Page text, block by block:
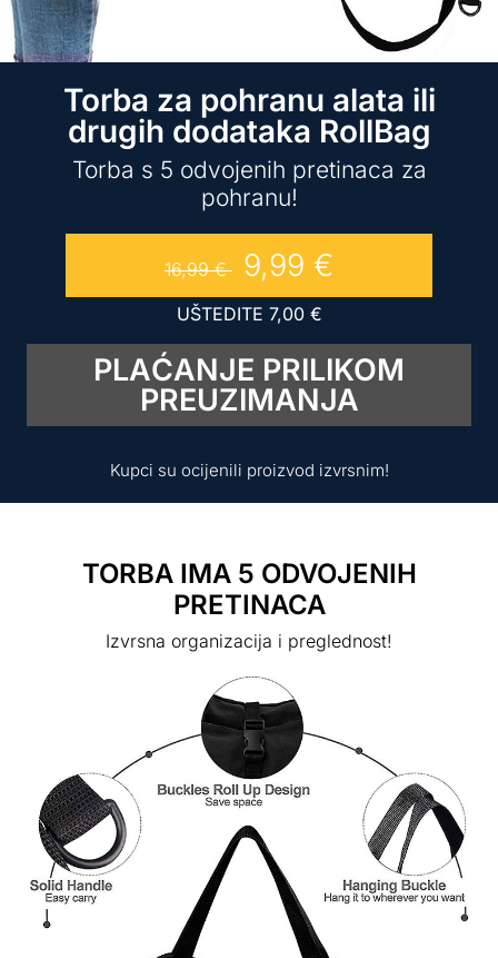
Torba za pohranu alata ili
drugih dodataka RollBag
Torba s 5 odvojenih pretinaca za
pohranu!
16,99€ 9,99 €
UŠTEDITE 7,00 €
PLAĆANJE PRILIKOM
PREUZIMANJA
Kupci su ocijenili proizvod izvrsnim!
TORBA IMA 5 ODVOJENIH
PRETINACA
Izvrsna organizacija i preglednost!